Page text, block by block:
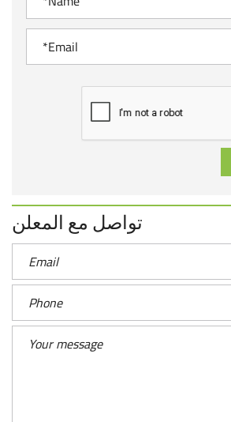
تواصل مع المعلن